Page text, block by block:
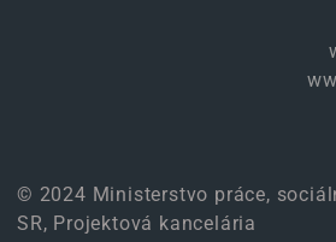
© 2024 Ministerstvo práce,
SR, Projektová kancelária